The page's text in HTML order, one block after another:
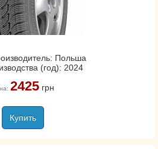
Польша
(год): 2024
2425грн
Купить